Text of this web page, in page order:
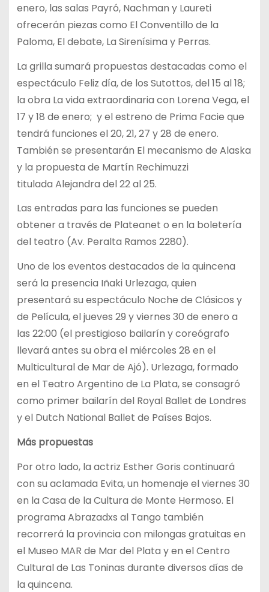
enero, las salas Payró, Nachman y Laureti
ofrecerán piezas como El Conventillo de la
Paloma, El debate, La Sirenísima y Perras.
La grilla sumará propuestas destacadas como el
espectáculo Feliz día, de los Sutottos, del 15 al 18;
la obra La vida extraordinaria con Lorena Vega, el
17 y 18 de enero; y el estreno de Prima Facie que
tendrá funciones el 20, 21, 27 y 28 de enero.
También se presentarán El mecanismo de Alaska
y la propuesta de Martín Rechimuzzi
titulada Alejandra del 22 al 25.
Las entradas para las funciones se pueden
obtener a través de Plateanet o en la boletería
del teatro (Av. Peralta Ramos 2280).
Uno de los eventos destacados de la quincena
será la presencia Iñaki Urlezaga, quien
presentará su espectáculo Noche de Clásicos y
de Película, el jueves 29 y viernes 30 de enero a
las 22:00 (el prestigioso bailarín y coreógrafo
llevará antes su obra el miércoles 28 en el
Multicultural de Mar de Ajó). Urlezaga, formado
en el Teatro Argentino de La Plata, se consagró
como primer bailarín del Royal Ballet de Londres
y el Dutch National Ballet de Países Bajos.
Más propuestas
Por otro lado, la actriz Esther Goris continuará
con su aclamada Evita, un homenaje el viernes 30
en la Casa de la Cultura de Monte Hermoso. El
programa Abrazadxs al Tango también
recorrerá la provincia con milongas gratuitas en
el Museo MAR de Mar del Plata y en el Centro
Cultural de Las Toninas durante diversos días de
la quincena.